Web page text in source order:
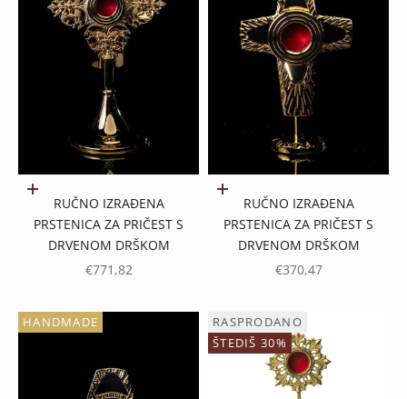
Dodaj u košaricu
RUČNO IZRAĐENA
PRSTENICA ZA PRIČEST S
DRVENOM DRŠKOM
PROMOTIVNA CIJENA
€771,82
Dodaj u košaricu
RUČNO IZRAĐENA
PRSTENICA ZA PRIČEST S
DRVENOM DRŠKOM
PROMOTIVNA CIJENA
€370,47
HANDMADE
RASPRODANO
ŠTEDIŠ 30%